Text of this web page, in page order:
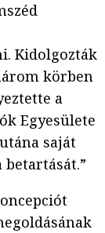
Kidolgozták
körben
a
Egyesülete
saját